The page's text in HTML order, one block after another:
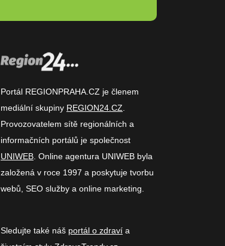
Portál REGIONPRAHA.CZ je členem
mediální skupiny REGION24.CZ
Provozovatelem sítě regionálních a
informačních portálů je společnost
UNIWEB . Online agentura UNIWEB byla
založená v roce 1997 a poskytuje tvorbu
webů, SEO služby a online marketing.
Sledujte také náš portál o zdraví a